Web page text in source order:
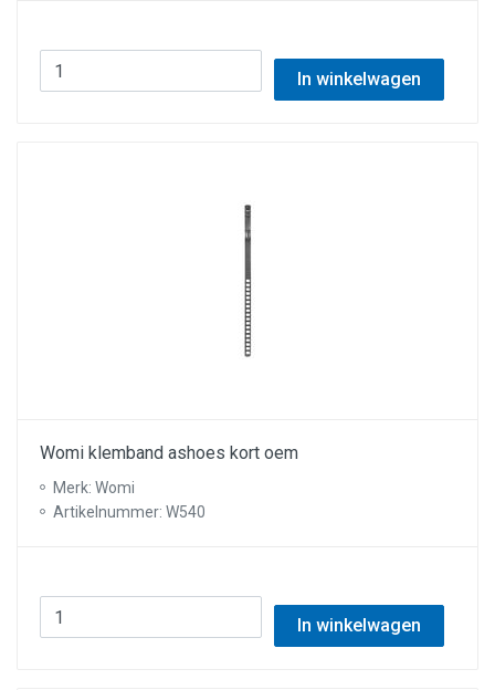
In winkelwagen
Womi klemband ashoes kort oem
Merk: Womi
Artikelnummer: W540
In winkelwagen